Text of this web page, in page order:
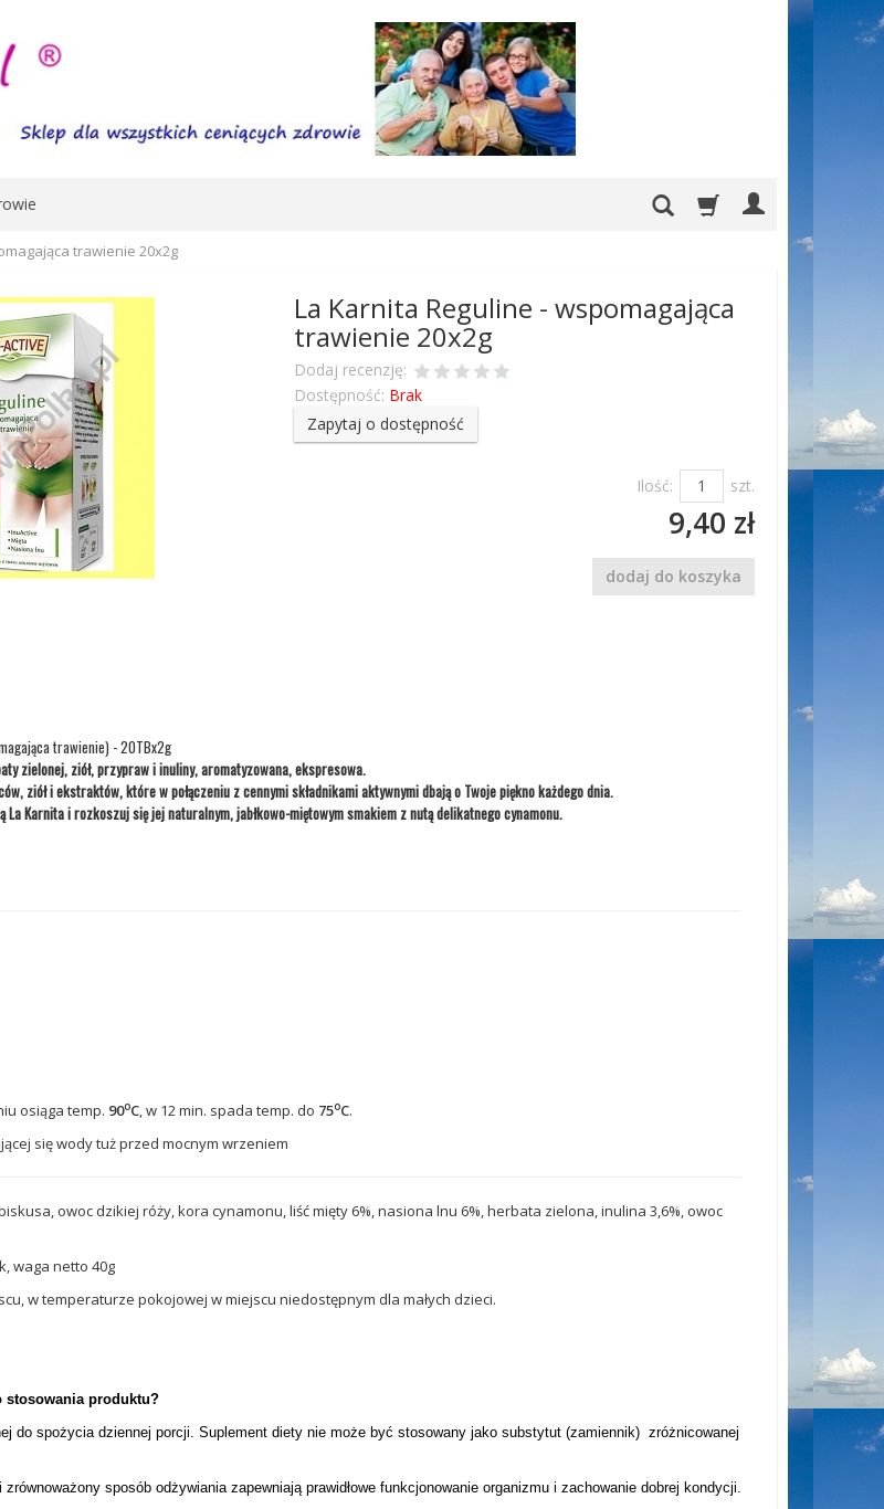
trawienie 20x2g
La Karnita Reguline - wspomagająca
trawienie 20x2g
Dodaj recenzję:
Dostępność: Brak
Zapytaj o dostępność
Ilość: szt.
9,40 zł
dodaj do koszyka
trawienie) - 20TBx2g
zielonej, ziół, przypraw i inuliny, aromatyzowana, ekspresowa.
ziół i ekstraktów, które w połączeniu z cennymi składnikami aktywnymi dbają o Twoje piękno każdego dnia.
Karnita i rozkoszuj się jej naturalnym, jabłkowo-miętowym smakiem z nutą delikatnego cynamonu.
osiąga temp. 90oC, w 12 min. spada temp. do 75oC.
się wody tuż przed mocnym wrzeniem
owoc dzikiej róży, kora cynamonu, liść mięty 6%, nasiona lnu 6%, herbata zielona, inulina 3,6%, owoc
waga netto 40g
w temperaturze pokojowej w miejscu niedostępnym dla małych dzieci.
stosowania produktu?
do spożycia dziennej porcji. Suplement diety nie może być stosowany jako substytut (zamiennik) zróżnicowanej
sposób odżywiania zapewniają prawidłowe funkcjonowanie organizmu i zachowanie dobrej kondycji.